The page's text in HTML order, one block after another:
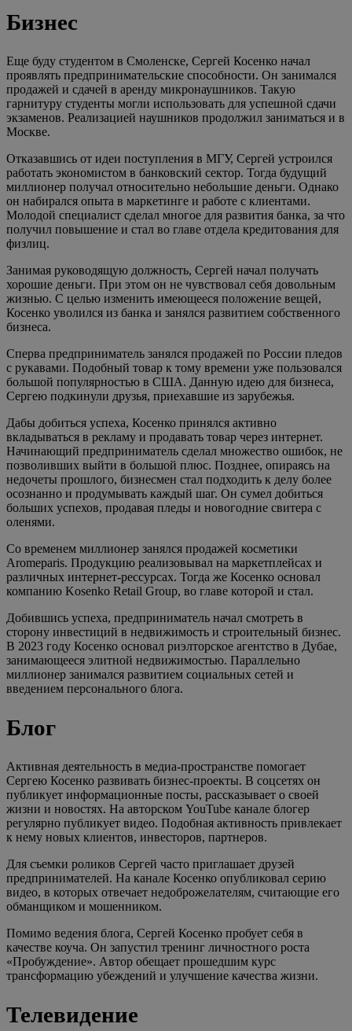
Бизнес
Еще буду студентом в Смоленске, Сергей Косенко начал
проявлять предпринимательские способности. Он занимался
продажей и сдачей в аренду микронаушников. Такую
гарнитуру студенты могли использовать для успешной сдачи
экзаменов. Реализацией наушников продолжил заниматься и в
Москве.
Отказавшись от идеи поступления в МГУ, Сергей устроился
работать экономистом в банковский сектор. Тогда будущий
миллионер получал относительно небольшие деньги. Однако
он набирался опыта в маркетинге и работе с клиентами.
Молодой специалист сделал многое для развития банка, за что
получил повышение и стал во главе отдела кредитования для
физлиц.
Занимая руководящую должность, Сергей начал получать
хорошие деньги. При этом он не чувствовал себя довольным
жизнью. С целью изменить имеющееся положение вещей,
Косенко уволился из банка и занялся развитием собственного
бизнеса.
Сперва предприниматель занялся продажей по России пледов
с рукавами. Подобный товар к тому времени уже пользовался
большой популярностью в США. Данную идею для бизнеса,
Сергею подкинули друзья, приехавшие из зарубежья.
Дабы добиться успеха, Косенко принялся активно
вкладываться в рекламу и продавать товар через интернет.
Начинающий предприниматель сделал множество ошибок, не
позволивших выйти в большой плюс. Позднее, опираясь на
недочеты прошлого, бизнесмен стал подходить к делу более
осознанно и продумывать каждый шаг. Он сумел добиться
больших успехов, продавая пледы и новогодние свитера с
оленями.
Со временем миллионер занялся продажей косметики
Aromeparis. Продукцию реализовывал на маркетплейсах и
различных интернет-рессурсах. Тогда же Косенко основал
компанию Kosenko Retail Group, во главе которой и стал.
Добившись успеха, предприниматель начал смотреть в
сторону инвестиций в недвижимость и строительный бизнес.
В 2023 году Косенко основал риэлторское агентство в Дубае,
занимающееся элитной недвижимостью. Параллельно
миллионер занимался развитием социальных сетей и
введением персонального блога.
Блог
Активная деятельность в медиа-пространстве помогает
Сергею Косенко развивать бизнес-проекты. В соцсетях он
публикует информационные посты, рассказывает о своей
жизни и новостях. На авторском YouTube канале блогер
регулярно публикует видео. Подобная активность привлекает
к нему новых клиентов, инвесторов, партнеров.
Для съемки роликов Сергей часто приглашает друзей
предпринимателей. На канале Косенко опубликовал серию
видео, в которых отвечает недоброжелателям, считающие его
обманщиком и мошенником.
Помимо ведения блога, Сергей Косенко пробует себя в
качестве коуча. Он запустил тренинг личностного роста
«Пробуждение». Автор обещает прошедшим курс
трансформацию убеждений и улучшение качества жизни.
Телевидение